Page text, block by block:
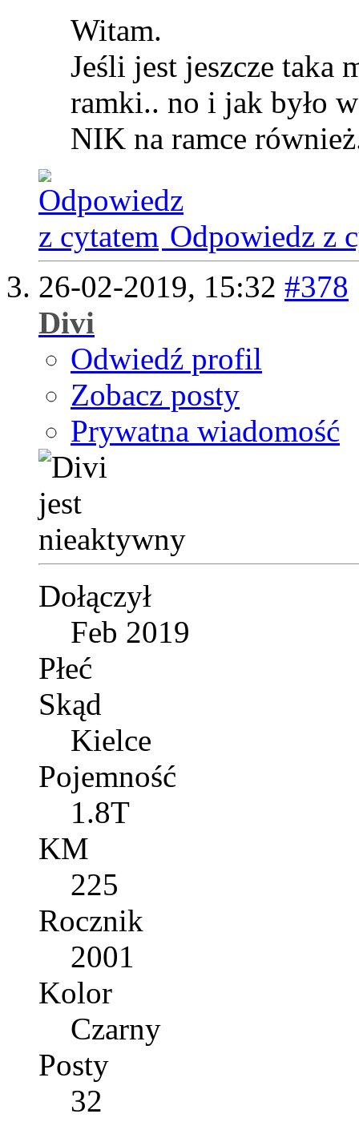
Witam.
Jeśli jest jeszcze taka
ramki.. no i jak było
NIK na ramce
Odpowiedz z
26-02-2019, 15:32 #378
Divi
Odwiedź profil
Zobacz posty
Prywatna wiadomość
Dołączył
Feb 2019
Płeć
Skąd
Kielce
Pojemność
1.8T
KM
225
Rocznik
2001
Kolor
Czarny
Posty
32